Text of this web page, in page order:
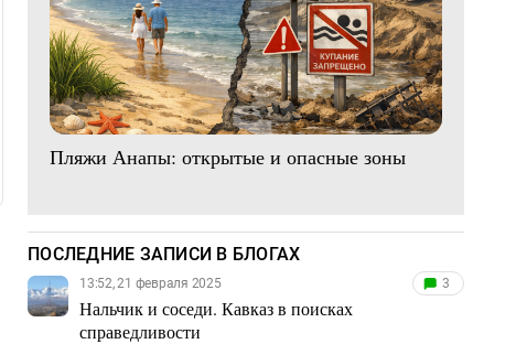
Пляжи Анапы: открытые и опасные зоны
ПОСЛЕДНИЕ ЗАПИСИ В БЛОГАХ
13:52, 21 февраля 2025
Нальчик и соседи. Кавказ в поисках
справедливости
3